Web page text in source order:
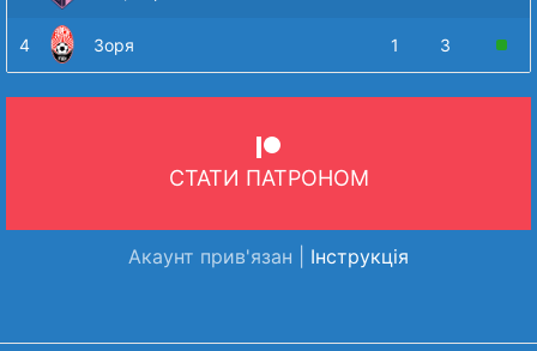
4 Зоря 1 3
СТАТИ ПАТРОНОМ
Акаунт прив'язан | Інструкція